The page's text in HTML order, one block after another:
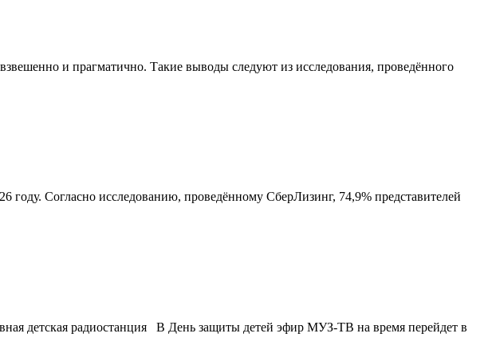
и прагматично. Такие выводы следуют из исследования, проведённого
году. Согласно исследованию, проведённому СберЛизинг, 74,9% представителей
детская радиостанция В День защиты детей эфир МУЗ-ТВ на время перейдет в